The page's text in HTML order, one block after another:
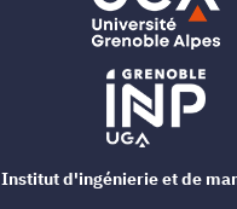
Institut d'ingénierie et de